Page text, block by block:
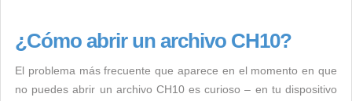
¿Cómo abrir un archivo CH10?
El problema más frecuente que aparece en el momento en que
no puedes abrir un archivo CH10 es curioso – en tu dispositivo